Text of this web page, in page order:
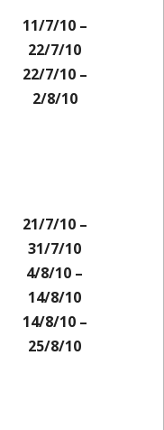
11/7/10 –
22/7/10
22/7/10 –
2/8/10
21/7/10 –
31/7/10
4/8/10 –
14/8/10
14/8/10 –
25/8/10